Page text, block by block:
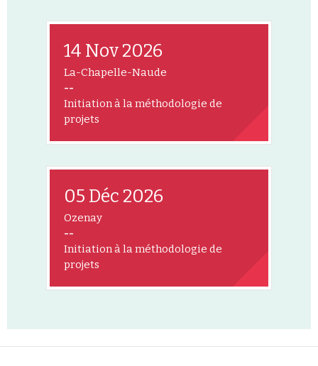
14 Nov 2026
La-Chapelle-Naude
--
Initiation à la méthodologie de
projets
05 Déc 2026
Ozenay
--
Initiation à la méthodologie de
projets